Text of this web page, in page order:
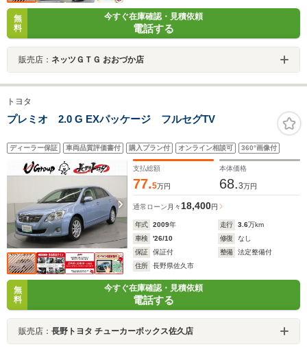
無
料
今すぐ在庫確認・見積依頼
電話する
販売店： ネッツＧＴＧ おおづか店
トヨタ
プレミオ 2.0 G EXパッケージ フルセグTV
ディーラー保証 車両品質評価書付 購入プラン付 オンライン相談可 360°画像付
支払総額
77.5万円
本体価格
68.3万円
通常ローン 月々18,400円
年式 2009年 走行 3.6万km
車検
'26/10 修復
なし
保証
保証付 整備
法定整備付
住所
長野県佐久市
無
料
今すぐ在庫確認・見積依頼
電話する
販売店： 長野トヨタ チューカーボックス佐久店